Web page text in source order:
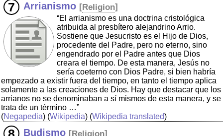
Arrianismo [Religion]
“El arrianismo es una doctrina cristológica
atribuida al presbítero alejandrino Arrio.
Sostiene que Jesucristo es el Hijo de Dios,
procedente del Padre, pero no eterno, sino
engendrado por el Padre antes que Dios
creara el tiempo. De esta manera, Jesús no
sería coeterno con Dios Padre, si bien habría
empezado a existir fuera del tiempo, en tanto el tiempo aplica
solamente a las creaciones de Dios. Hay que destacar que los
arrianos no se denominaban a sí mismos de esta manera, y se
trata de un término …”
(Negapedia) (Wikipedia) (Wikipedia translated)
Budismo [Religion]